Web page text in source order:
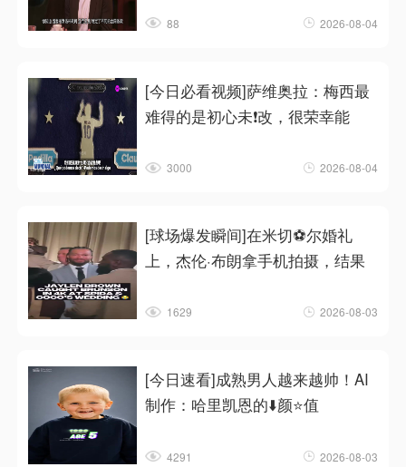
88 2026-08-04
[今日必看视频]萨维奥拉：梅西最
难得的是初心未❗改，很荣幸能
3000 2026-08-04
[球场爆发瞬间]在米切⚽尔婚礼
上，杰伦·布朗拿手机拍摄，结果
1629 2026-08-03
[今日速看]成熟男人越来越帅！AI
制作：哈里凯恩的⬇️颜⭐值
4291 2026-08-03